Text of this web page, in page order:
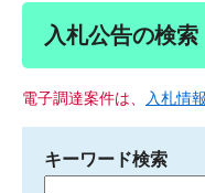
入札公告の検索
電子調達案件は、 入札情
キーワード検索